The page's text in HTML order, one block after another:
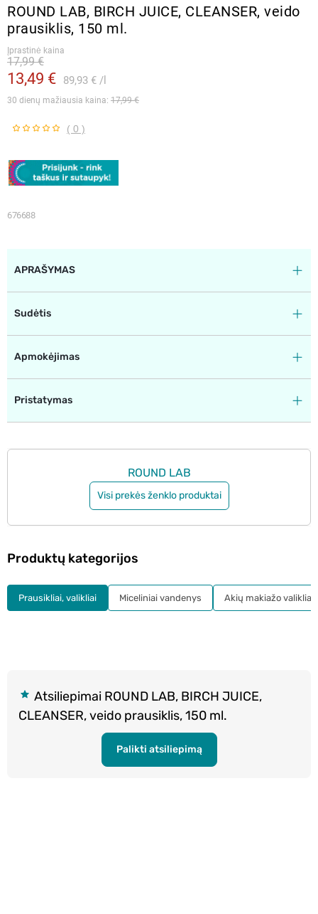
ROUND LAB, BIRCH JUICE, CLEANSER, veido
prausiklis, 150 ml.
Įprastinė kaina
13,49 € 89,93 €
17,99 €
30 dienų mažiausia kaina: 17,99 €
( 0 )
676688
APRAŠYMAS
Sudėtis
Apmokėjimas
Pristatymas
ROUND LAB
Visi prekės ženklo produktai
Atsiliepimai ROUND LAB, BIRCH JUICE,
CLEANSER, veido prausiklis, 150 ml.
Palikti atsiliepimą
Produktų kategorijos
Prausikliai, valikliai Miceliniai vandenys Akių makiažo valikliai